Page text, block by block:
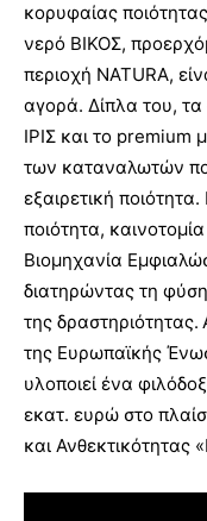
κορυφαίας
νερό ΒΙΚΟΣ,
περιοχή NATURA,
αγορά. Δίπλα του,
ΙΡΙΣ και το
των καταναλωτών
εξαιρετική
ποιότητα,
Βιομηχανία
διατηρώντας τη
της
της Ευρωπαϊκής
υλοποιεί ένα
εκατ. ευρώ στο
και Ανθεκτικότητας